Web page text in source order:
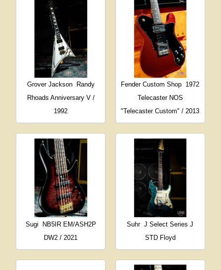
Grover Jackson
Randy
Rhoads Anniversary V /
1992
Fender Custom Shop 1972
Telecaster NOS
"Telecaster Custom" / 2013
Sugi
NB5IR EM/ASH2P
DW2 / 2021
Suhr J Select Series J
STD Floyd